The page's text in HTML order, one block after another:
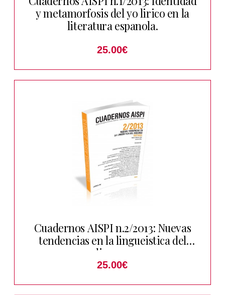
y metamorfosis del yo lirico en la
literatura espanola.
25.00€
Cuadernos AISPI n.2/2013: Nuevas
tendencias en la lingueistica del
discurso
25.00€